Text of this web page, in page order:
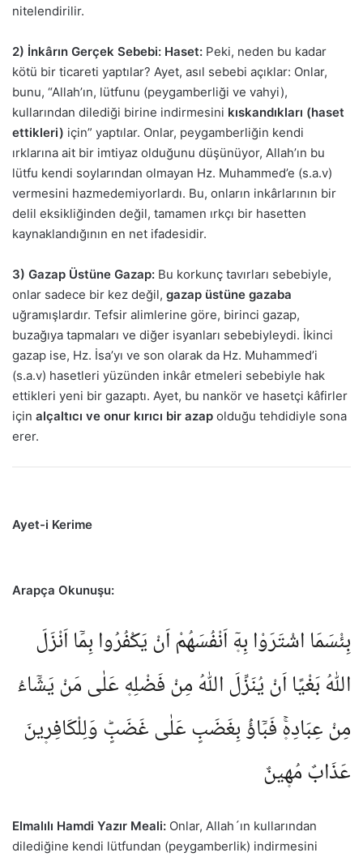
nitelendirilir.
2) İnkârın Gerçek Sebebi: Haset: Peki, neden bu kadar
kötü bir ticareti yaptılar? Ayet, asıl sebebi açıklar: Onlar,
bunu, “Allah’ın, lütfunu (peygamberliği ve vahyi),
kullarından dilediği birine indirmesini kıskandıkları (haset
ettikleri) için” yaptılar. Onlar, peygamberliğin kendi
ırklarına ait bir imtiyaz olduğunu düşünüyor, Allah’ın bu
lütfu kendi soylarından olmayan Hz. Muhammed’e (s.a.v)
vermesini hazmedemiyorlardı. Bu, onların inkârlarının bir
delil eksikliğinden değil, tamamen ırkçı bir hasetten
kaynaklandığının en net ifadesidir.
3) Gazap Üstüne Gazap: Bu korkunç tavırları sebebiyle,
onlar sadece bir kez değil, gazap üstüne gazaba
uğramışlardır. Tefsir alimlerine göre, birinci gazap,
buzağıya tapmaları ve diğer isyanları sebebiyleydi. İkinci
gazap ise, Hz. İsa’yı ve son olarak da Hz. Muhammed’i
(s.a.v) hasetleri yüzünden inkâr etmeleri sebebiyle hak
ettikleri yeni bir gazaptı. Ayet, bu nankör ve hasetçi kâfirler
için alçaltıcı ve onur kırıcı bir azap olduğu tehdidiyle sona
erer.
Ayet-i Kerime
Arapça Okunuşu:
بِئْسَمَا اشْتَرَوْا بِه۪ٓ اَنْفُسَهُمْ اَنْ يَكْفُرُوا بِمَٓا اَنْزَلَ
اللّٰهُ بَغْيًا اَنْ يُنَزِّلَ اللّٰهُ مِنْ فَضْلِه۪ عَلٰى مَنْ يَشَٓاءُ
مِنْ عِبَادِه۪ۚ فَبَٓاؤُ۫ بِغَضَبٍ عَلٰى غَضَبٍؕ وَلِلْكَافِر۪ينَ
عَذَابٌ مُه۪ينٌ
Elmalılı Hamdi Yazır Meali: Onlar, Allah´ın kullarından
dilediğine kendi lütfundan (peygamberlik) indirmesini